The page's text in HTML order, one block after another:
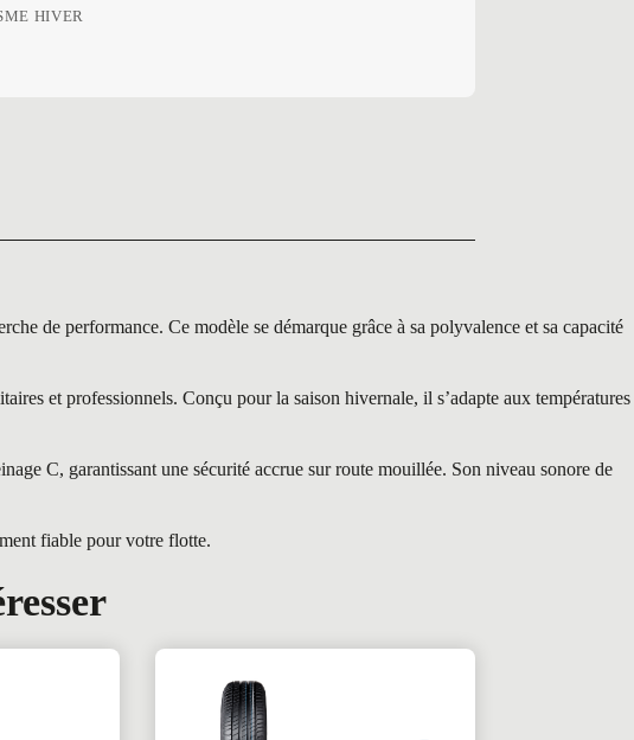
HIVER
de performance. Ce modèle se démarque grâce à sa polyvalence et sa capacité
et professionnels. Conçu pour la saison hivernale, il s’adapte aux températures
C, garantissant une sécurité accrue sur route mouillée. Son niveau sonore de
fiable pour votre flotte.